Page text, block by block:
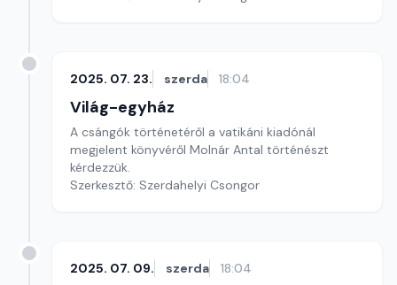
2025. 07. 23. szerda 18:04
Világ-egyház
A csángók történetéről a vatikáni kiadónál
megjelent könyvéről Molnár Antal történészt
kérdezzük.
Szerkesztő: Szerdahelyi Csongor
2025. 07. 09. szerda 18:04